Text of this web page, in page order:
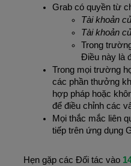
Grab có quyền từ
Tài khoản
Tài khoản
Trong
Điều này là
Trong mọi trường
các phần thưởng
hợp pháp hoặc
để điều chỉnh các
Mọi thắc mắc liên
tiếp trên ứng dụng
Hẹn gặp các Đối tác vào